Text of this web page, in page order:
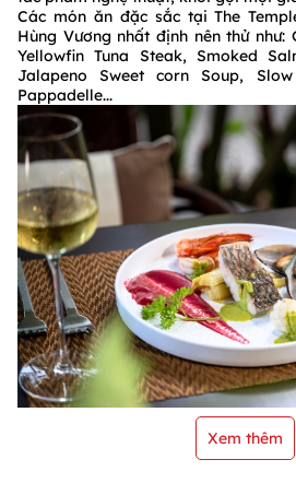
Các món ăn đặc sắc tại The
Hùng Vương nhất định nên thử
Yellowfin Tuna Steak, Smoked
Jalapeno Sweet corn Soup,
Pappadelle...
Xem thêm